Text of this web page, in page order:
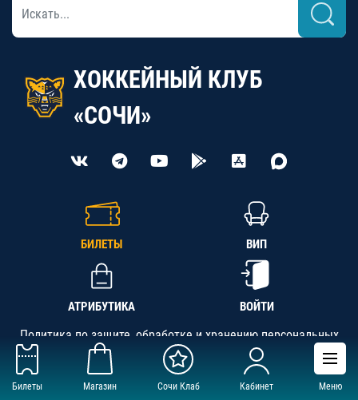
Билеты Магазин Сочи Клаб Кабинет Меню
ХОККЕЙНЫЙ КЛУБ
«СОЧИ»
БИЛЕТЫ ВИП
АТРИБУТИКА ВОЙТИ
Политика по защите, обработке и хранению персональных
данных
АНО «СК «Кубань-Регион», ОГРН 1142300002349,